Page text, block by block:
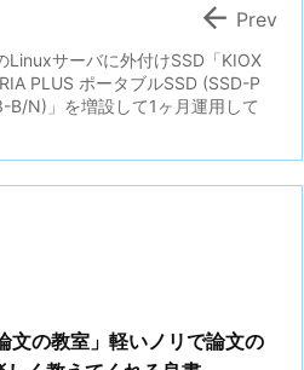
Linuxサーバに外付けSSD「KIOX
PLUS ポータブルSSD (SSD-P
B/N)」を増設して1ヶ月運用して
 Prev
文の教室」軽いノリで論文の